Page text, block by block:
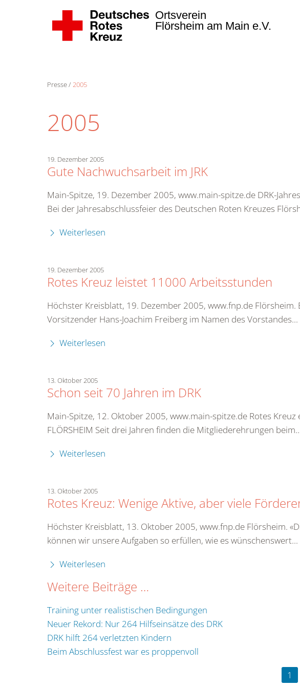
Zum Hauptinhalt springen
Ortsverein
Flörsheim am Main e.V.
Presse 2005
2005
19. Dezember 2005
Gute Nachwuchsarbeit im JRK
Main-Spitze, 19. Dezember 2005, www.main-spitze.de DRK-
Bei der Jahresabschlussfeier des Deutschen Roten Kreuzes
Weiterlesen
19. Dezember 2005
Rotes Kreuz leistet 11000 Arbeitsstunden
Höchster Kreisblatt, 19. Dezember 2005, www.fnp.de
Vorsitzender Hans-Joachim Freiberg im Namen des Vorstandes...
Weiterlesen
13. Oktober 2005
Schon seit 70 Jahren im DRK
Main-Spitze, 12. Oktober 2005, www.main-spitze.de Rotes
FLÖRSHEIM Seit drei Jahren finden die Mitgliederehrungen
Weiterlesen
13. Oktober 2005
Rotes Kreuz: Wenige Aktive, aber viele
Höchster Kreisblatt, 13. Oktober 2005, www.fnp.de Flörsheim.
können wir unsere Aufgaben so erfüllen, wie es wünschenswert...
Weiterlesen
Weitere Beiträge …
Training unter realistischen Bedingungen
Neuer Rekord: Nur 264 Hilfseinsätze des DRK
DRK hilft 264 verletzten Kindern
Beim Abschlussfest war es proppenvoll
1